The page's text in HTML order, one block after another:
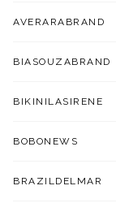
AVERARABRAND
BIASOUZABRAND
BIKINILASIRENE
BOBONEWS
BRAZILDELMAR